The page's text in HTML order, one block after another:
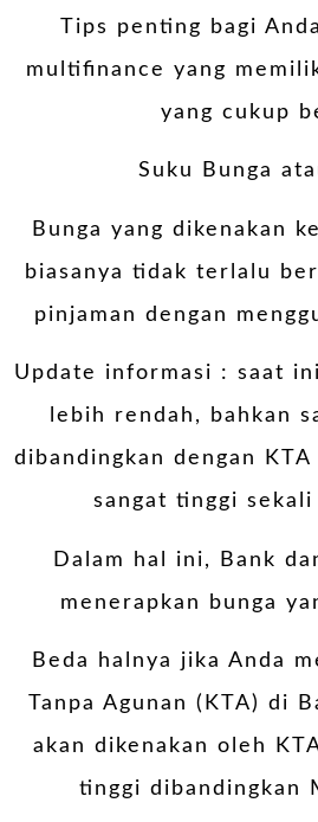
Tips penting bagi
multifinance yang
yang cukup
Suku Bunga
Bunga yang dikenakan
biasanya tidak terlalu
pinjaman dengan
Update informasi : saat
lebih rendah, bahkan
dibandingkan dengan
sangat tinggi sekali
Dalam hal ini, Bank
menerapkan bunga
Beda halnya jika Anda
Tanpa Agunan (KTA) di
akan dikenakan oleh
tinggi dibandingkan